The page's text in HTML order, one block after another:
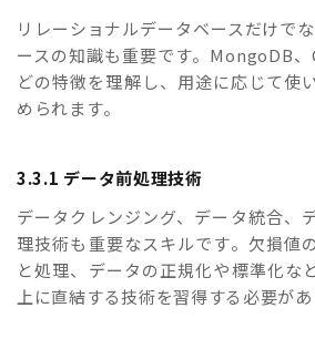
リレーショナルデータベースだけで
ースの知識も重要です。MongoDB
どの特徴を理解し、用途に応じて使
められます。
3.3.1 データ前処理技術
データクレンジング、データ統合、
理技術も重要なスキルです。欠損値
と処理、データの正規化や標準化な
上に直結する技術を習得する必要があ